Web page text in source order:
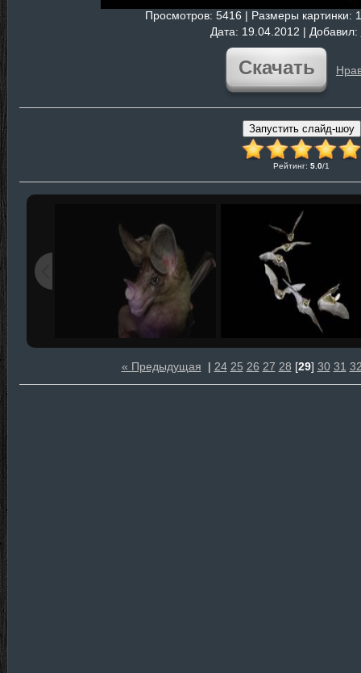
Просмотров: 5416 | Размеры картинки:
Дата: 19.04.2012 | Добавил:
Скачать
Рейтинг: 5.0/1
« Предыдущая | 24 25 26 27 28 [29] 30 31